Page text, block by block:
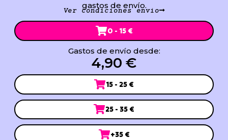
gastos de envío.
Ver condiciones envío
0 - 15 €
15 - 25 €
25 - 35 €
+35 €
Gastos de envío desde:
4,90 €